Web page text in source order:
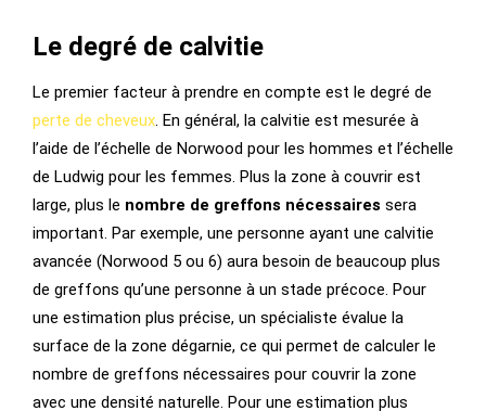
Le degré de calvitie
Le premier facteur à prendre en compte est le degré de
perte de cheveux. En général, la calvitie est mesurée à
l’aide de l’échelle de Norwood pour les hommes et l’échelle
de Ludwig pour les femmes. Plus la zone à couvrir est
large, plus le nombre de greffons nécessaires sera
important. Par exemple, une personne ayant une calvitie
avancée (Norwood 5 ou 6) aura besoin de beaucoup plus
de greffons qu’une personne à un stade précoce. Pour
une estimation plus précise, un spécialiste évalue la
surface de la zone dégarnie, ce qui permet de calculer le
nombre de greffons nécessaires pour couvrir la zone
avec une densité naturelle. Pour une estimation plus